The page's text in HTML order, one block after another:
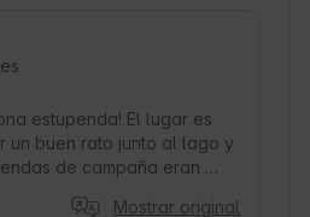
estupenda! El lugar es
un buen rato junto al lago y
de campaña eran
Mostrar original